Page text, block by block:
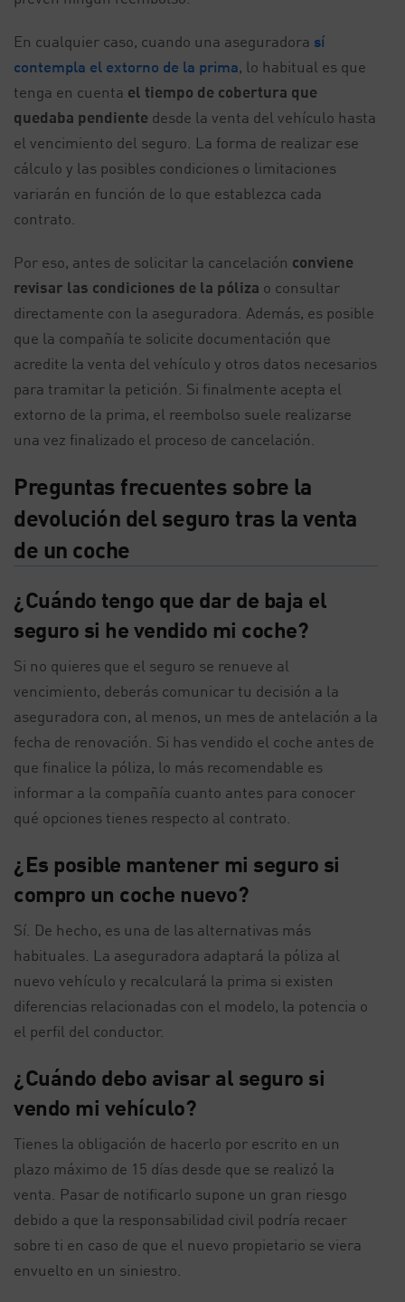
En cualquier caso, cuando una aseguradora sí
contempla el extorno de la prima, lo habitual es que
tenga en cuenta el tiempo de cobertura que
quedaba pendiente desde la venta del vehículo hasta
el vencimiento del seguro. La forma de realizar ese
cálculo y las posibles condiciones o limitaciones
variarán en función de lo que establezca cada
contrato.
Por eso, antes de solicitar la cancelación conviene
revisar las condiciones de la póliza o consultar
directamente con la aseguradora. Además, es posible
que la compañía te solicite documentación que
acredite la venta del vehículo y otros datos necesarios
para tramitar la petición. Si finalmente acepta el
extorno de la prima, el reembolso suele realizarse
una vez finalizado el proceso de cancelación.
Preguntas frecuentes sobre la
devolución del seguro tras la venta
de un coche
¿Cuándo tengo que dar de baja el
seguro si he vendido mi coche?
Si no quieres que el seguro se renueve al
vencimiento, deberás comunicar tu decisión a la
aseguradora con, al menos, un mes de antelación a la
fecha de renovación. Si has vendido el coche antes de
que finalice la póliza, lo más recomendable es
informar a la compañía cuanto antes para conocer
qué opciones tienes respecto al contrato.
¿Es posible mantener mi seguro si
compro un coche nuevo?
Sí. De hecho, es una de las alternativas más
habituales. La aseguradora adaptará la póliza al
nuevo vehículo y recalculará la prima si existen
diferencias relacionadas con el modelo, la potencia o
el perfil del conductor.
¿Cuándo debo avisar al seguro si
vendo mi vehículo?
Tienes la obligación de hacerlo por escrito en un
plazo máximo de 15 días desde que se realizó la
venta. Pasar de notificarlo supone un gran riesgo
debido a que la responsabilidad civil podría recaer
sobre ti en caso de que el nuevo propietario se viera
envuelto en un siniestro.